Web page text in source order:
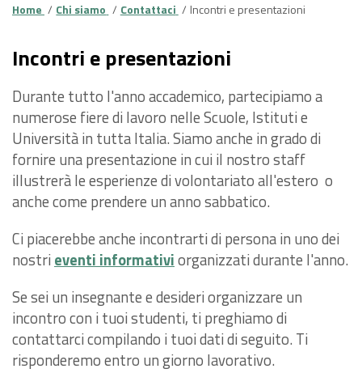
Home Chi siamo Contattaci Incontri e presentazioni
Incontri e presentazioni
Durante tutto l'anno accademico, partecipiamo a
numerose fiere di lavoro nelle Scuole, Istituti e
Università in tutta Italia. Siamo anche in grado di
fornire una presentazione in cui il nostro staff
illustrerà le esperienze di volontariato all'estero o
anche come prendere un anno sabbatico.
Ci piacerebbe anche incontrarti di persona in uno dei
nostri eventi informativiorganizzati durante l'anno.
Se sei un insegnante e desideri organizzare un
incontro con i tuoi studenti, ti preghiamo di
contattarci compilando i tuoi dati di seguito. Ti
risponderemo entro un giorno lavorativo.